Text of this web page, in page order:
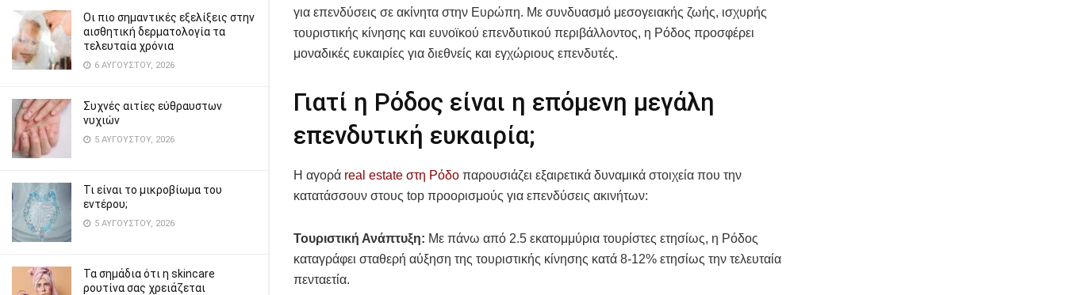
Οι πιο σημαντικές εξελίξεις στην
αισθητική δερματολογία τα
τελευταία χρόνια
6 ΑΥΓΟΎΣΤΟΥ, 2026
Συχνές αιτίες εύθραυστων
νυχιών
5 ΑΥΓΟΎΣΤΟΥ, 2026
Τι είναι το μικροβίωμα του
εντέρου;
5 ΑΥΓΟΎΣΤΟΥ, 2026
Τα σημάδια ότι η skincare
ρουτίνα σας χρειάζεται
για επενδύσεις σε ακίνητα στην Ευρώπη. Με συνδυασμό μεσογειακής ζωής, ισχυρής
τουριστικής κίνησης και ευνοϊκού επενδυτικού περιβάλλοντος, η Ρόδος προσφέρει
μοναδικές ευκαιρίες για διεθνείς και εγχώριους επενδυτές.
Γιατί η Ρόδος είναι η επόμενη μεγάλη
επενδυτική ευκαιρία;
Η αγορά real estate στη Ρόδο παρουσιάζει εξαιρετικά δυναμικά στοιχεία που την
κατατάσσουν στους top προορισμούς για επενδύσεις ακινήτων:
Τουριστική Ανάπτυξη: Με πάνω από 2.5 εκατομμύρια τουρίστες ετησίως, η Ρόδος
καταγράφει σταθερή αύξηση της τουριστικής κίνησης κατά 8-12% ετησίως την τελευταία
πενταετία.